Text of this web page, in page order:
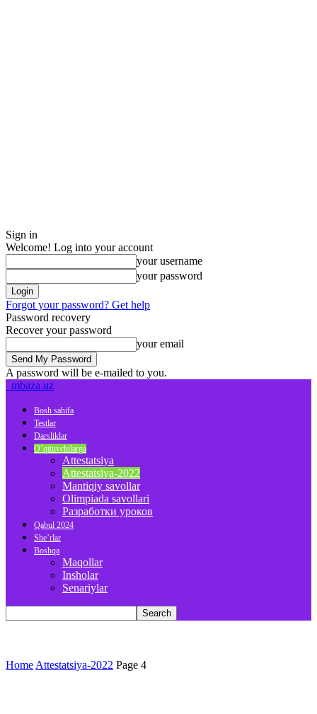
Sign in
Welcome! Log into your account
your username
your password
Forgot your password? Get help
Password recovery
Recover your password
your email
A password will be e-mailed to you.
mbaza.uz
Bosh sahifa
Testlar
Darsliklar
O’qituvchilarga
Attestatsiya
Attestatsiya-2022
Mantiqiy savollar
Olimpiada savollari
Разработки уроков
Qabul 2024
She’rlar
Boshqa
Maqollar
Insholar
Senariylar
Home Attestatsiya-2022 Page 4